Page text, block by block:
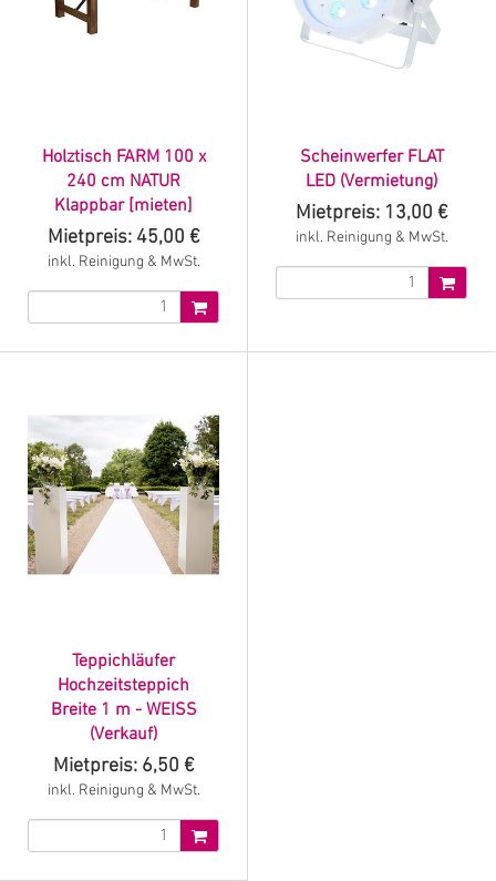
Holztisch FARM 100 x
240 cm NATUR
Klappbar [mieten]
Mietpreis: 45,00 €
inkl. Reinigung & MwSt.
Scheinwerfer FLAT
LED (Vermietung)
Mietpreis: 13,00 €
inkl. Reinigung & MwSt.
Teppichläufer
Hochzeitsteppich
Breite 1 m - WEISS
(Verkauf)
Mietpreis: 6,50 €
inkl. Reinigung & MwSt.